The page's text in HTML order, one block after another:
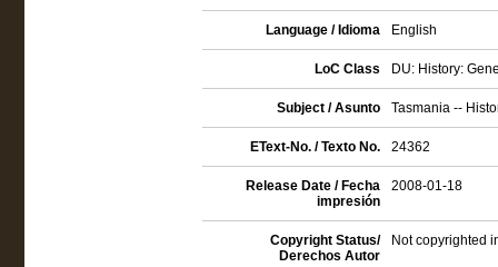
Language / Idioma English
LoC Class DU: History:
Subject / Asunto Tasmania --
EText-No. / Texto No. 24362
Release Date / Fecha
impresión
2008-01-18
Copyright Status/
Derechos Autor
Not copyrighted